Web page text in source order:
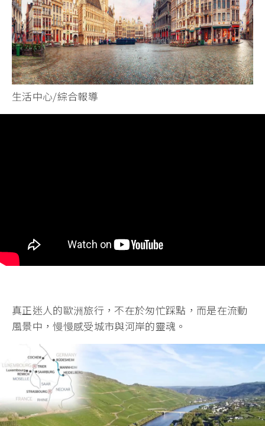
生活中心/綜合報導
真正迷人的歐洲旅行，不在於匆忙踩點，而是在流動
風景中，慢慢感受城市與河岸的靈魂。